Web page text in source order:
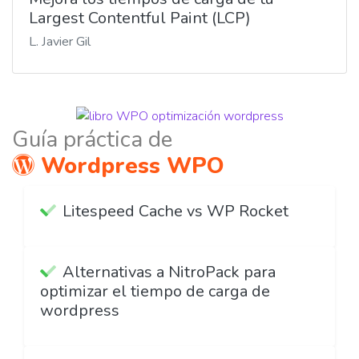
Largest Contentful Paint (LCP)
L. Javier Gil
Guía práctica de
Wordpress WPO
Litespeed Cache vs WP Rocket
Alternativas a NitroPack para
optimizar el tiempo de carga de
wordpress